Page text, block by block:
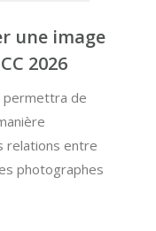
une image
2026
permettra de
relations entre
photographes